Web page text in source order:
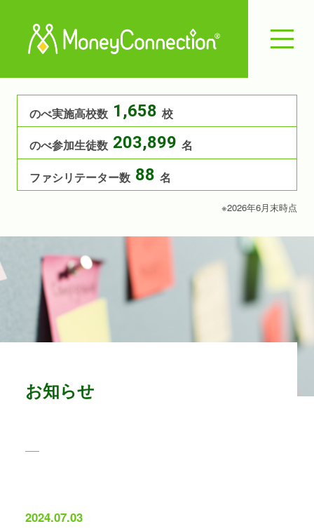
のべ実施高校数 1,658 校
のべ参加生徒数 203,899 名
ファシリテーター数 88 名
※2026年6月末時点
お知らせ
2024.07.03